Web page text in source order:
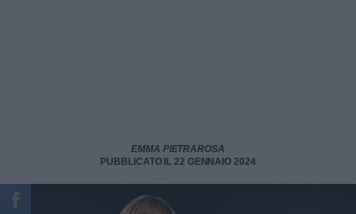
EMMA PIETRAROSA
PUBBLICATO IL 22 GENNAIO 2024